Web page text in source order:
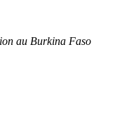
au Burkina Faso